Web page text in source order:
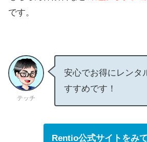
です。
テッチ
安心でお得にレンタ
すすめです！
Rentio公式サイトをみ